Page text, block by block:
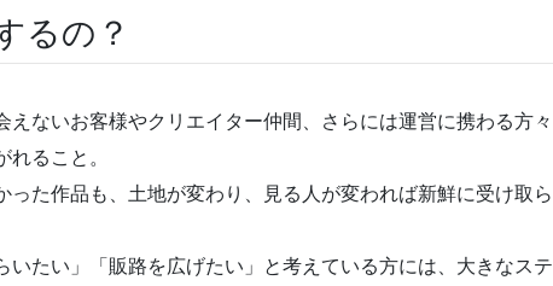
るの？
ないお客様やクリエイター仲間、さらには運営に携わる方々
ること。
った作品も、土地が変わり、見る人が変われば新鮮に受け取ら
いたい」「販路を広げたい」と考えている方には、大きなステ